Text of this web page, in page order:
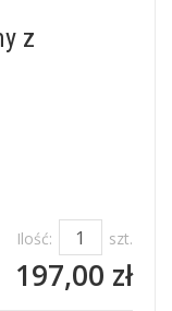
z
Ilość: szt.
197,00 zł